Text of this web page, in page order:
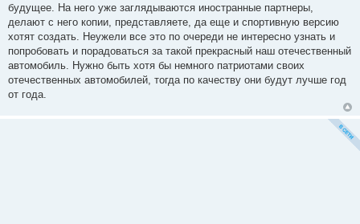
е
н
е
будущее. На него уже заглядываются иностранные партнеры,
делают с него копии, представляете, да еще и спортивную версию
хотят создать. Неужели все это по очереди не интересно узнать и
попробовать и порадоваться за такой прекрасный наш отечественный
автомобиль. Нужно быть хотя бы немного патриотами своих
отечественных автомобилей, тогда по качеству они будут лучше год
от года.